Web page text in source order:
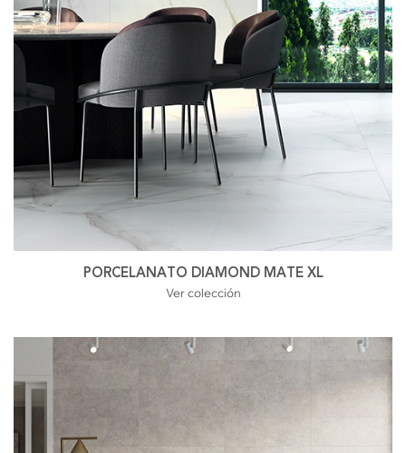
PORCELANATO DIAMOND MATE XL
Ver colección